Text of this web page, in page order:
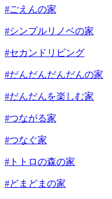
#ごえんの家
#シンプルリノベの家
#セカンドリビング
#だんだんだんだんの家
#だんだんを楽しむ家
#つながる家
#つなぐ家
#トトロの森の家
#どまどまの家